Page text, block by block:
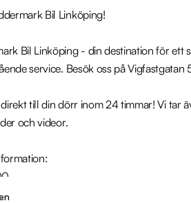
Bil Linköping!
Bil Linköping - din destination för ett
service. Besök oss på Vigfastgatan
till din dörr inom 24 timmar! Vi tar
och videor.